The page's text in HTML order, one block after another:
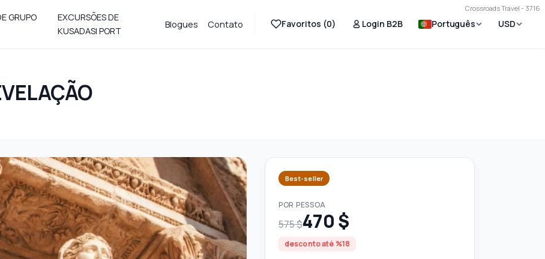
Crossroads Travel - 3716
GRUPO
EXCURSÕES DE
KUSADASI PORT
Blogues Contato Favoritos (0) Login B2B Português USD
Best-seller
POR PESSOA
575 $470 $
desconto até %18